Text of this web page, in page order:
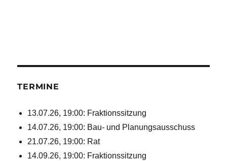
TERMINE
13.07.26, 19:00: Fraktionssitzung
14.07.26, 19:00: Bau- und Planungsausschuss
21.07.26, 19:00: Rat
14.09.26, 19:00: Fraktionssitzung